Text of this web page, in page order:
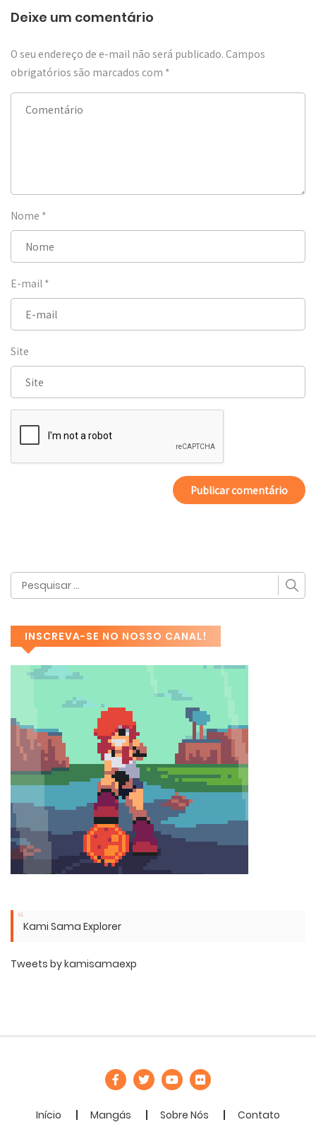
Deixe um comentário
O seu endereço de e-mail não será publicado. Campos
obrigatórios são marcados com *
Nome *
E-mail *
Site
INSCREVA-SE NO NOSSO CANAL!
Kami Sama Explorer
Tweets by kamisamaexp
Início Mangás Sobre Nós Contato